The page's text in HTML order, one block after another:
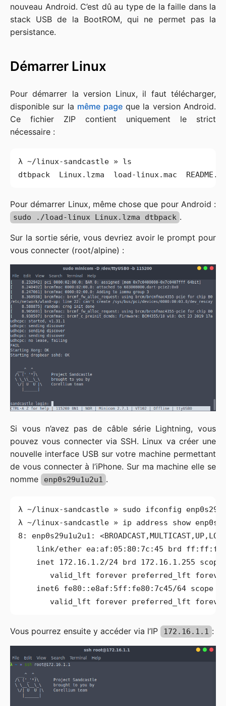
nouveau Android. C’est dû au type de la faille dans la
stack USB de la BootROM, qui ne permet pas la
persistance.
Démarrer Linux
Pour démarrer la version Linux, il faut télécharger,
disponible sur la même pageque la version Android.
Ce fichier ZIP contient uniquement le strict
nécessaire :
Pour démarrer Linux, même chose que pour Android :
sudo ./load-linux Linux.lzma dtbpack .
Sur la sortie série, vous devriez avoir le prompt pour
vous connecter (root/alpine) :
Si vous n’avez pas de câble série Lightning, vous
pouvez vous connecter via SSH. Linux va créer une
nouvelle interface USB sur votre machine permettant
de vous connecter à l’iPhone. Sur ma machine elle se
nomme
enp0s29u1u2u1 .
8: enp0s29u1u2u1:
Vous pourrez ensuite y accéder via l’IP 172.16.1.1 :